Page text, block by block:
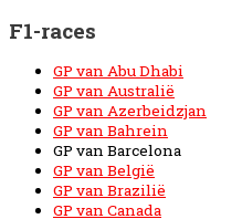
F1-races
GP van Abu Dhabi
GP van Australië
GP van Azerbeidzjan
GP van Bahrein
GP van Barcelona
GP van België
GP van Brazilië
GP van Canada